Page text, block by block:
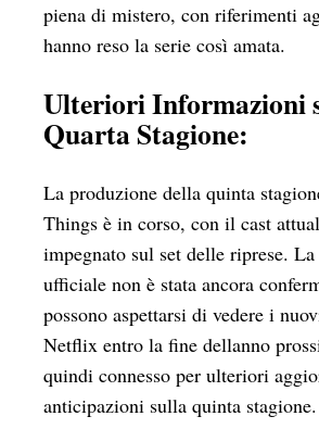
piena di mistero, con riferimenti
hanno reso la serie così amata.
Ulteriori Informazioni
Quarta Stagione:
La produzione della quinta
Things è in corso, con il cast
impegnato sul set delle riprese.
ufficiale non è stata ancora
possono aspettarsi di vedere i
Netflix entro la fine dellanno
quindi connesso per ulteriori
anticipazioni sulla quinta stagione.